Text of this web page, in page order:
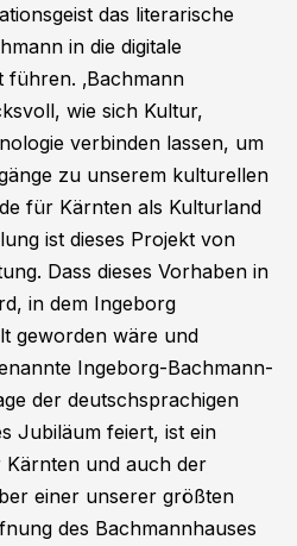
das literarische
in die digitale
‚Bachmann
wie sich Kultur,
verbinden lassen, um
zu unserem kulturellen
für Kärnten als Kulturland
ist dieses Projekt von
Dass dieses Vorhaben in
in dem Ingeborg
geworden wäre und
Ingeborg-Bachmann-
der deutschsprachigen
Jubiläum feiert, ist ein
und auch der
einer unserer größten
des Bachmannhauses